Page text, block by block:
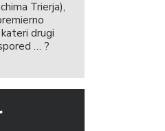
Trierja),
drugi
… ?